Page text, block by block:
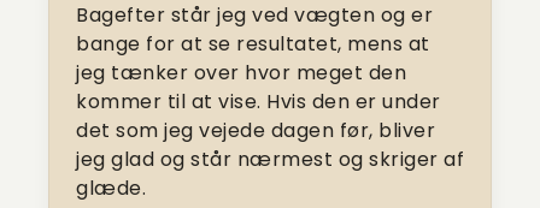
Bagefter står jeg ved vægten og er
bange for at se resultatet, mens at
jeg tænker over hvor meget den
kommer til at vise. Hvis den er under
det som jeg vejede dagen før, bliver
jeg glad og står nærmest og skriger af
glæde.